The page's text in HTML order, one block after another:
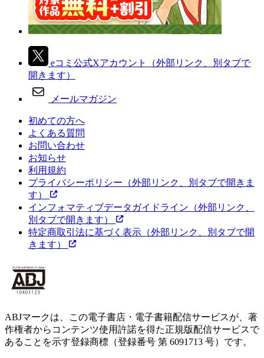
eコミ公式Xアカウント
（外部リンク、別タブで
開きます）
メールマガジン
初めての方へ
よくある質問
お問い合わせ
お知らせ
利用規約
プライバシーポリシー （外部リンク、別タブで開きま
す）
インフォマティブデータガイドライン （外部リンク、
別タブで開きます）
特定商取引法に基づく表示 （外部リンク、別タブで開
きます）
ABJマークは、この電子書店・電子書籍配信サービスが、著
作権者からコンテンツ使用許諾を得た正規版配信サービスで
あることを示す登録商標（登録番号 第 6091713 号）です。